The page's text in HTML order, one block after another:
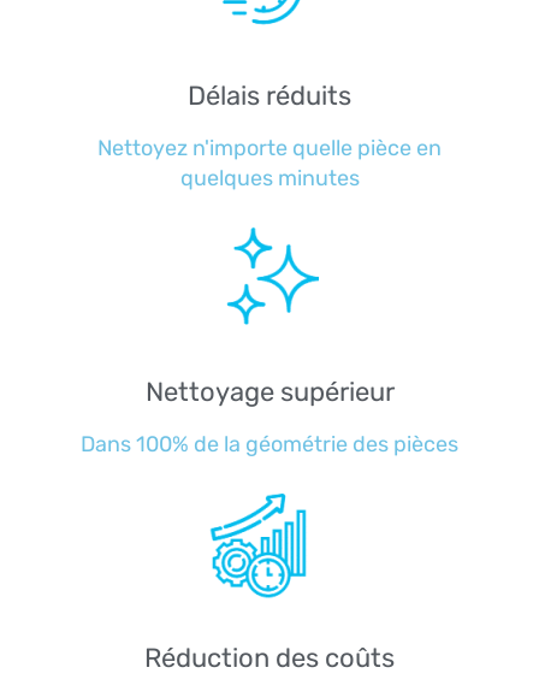
Délais réduits
Nettoyez n'importe quelle pièce en
quelques minutes
Nettoyage supérieur
Dans 100% de la géométrie des pièces
Réduction des coûts